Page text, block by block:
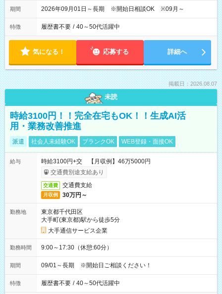
期間 2026年09月01日～長期 ※開始日相談OK ※09月～
特徴 履歴書不要 / 40～50代活躍中
気になる！ 応募する 詳細へ
掲載日：2026.08.07
未読
時給3100円！！完全在宅もOK！！生成AI活
用・業務改善推進
派遣 社会人未経験OK ブランクOK WEB登録・面接OK
給与
時給3100円+交 【月収例】46万5000円
交通費別途支給あり
交通費 交通費支給
月収例 30万円～
勤務地
東京都千代田区
大手町(東京都)駅から徒歩5分
大手通信サービス企業
勤務時間 9:00～17:30（休憩:60分）
期間 09/01～長期 ※開始日ご相談ください！
特徴 履歴書不要 / 40～50代活躍中